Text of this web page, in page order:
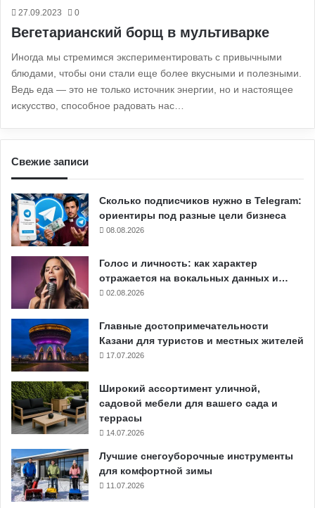
27.09.2023 0
Вегетарианский борщ в мультиварке
Иногда мы стремимся экспериментировать с привычными
блюдами, чтобы они стали еще более вкусными и полезными.
Ведь еда — это не только источник энергии, но и настоящее
искусство, способное радовать нас…
Свежие записи
Сколько подписчиков нужно в Telegram:
ориентиры под разные цели бизнеса
08.08.2026
Голос и личность: как характер
отражается на вокальных данных и…
02.08.2026
Главные достопримечательности
Казани для туристов и местных жителей
17.07.2026
Широкий ассортимент уличной,
садовой мебели для вашего сада и
террасы
14.07.2026
Лучшие снегоуборочные инструменты
для комфортной зимы
11.07.2026